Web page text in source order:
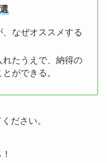
なぜオススメする
たうえで、納得の
ができる。
ださい。